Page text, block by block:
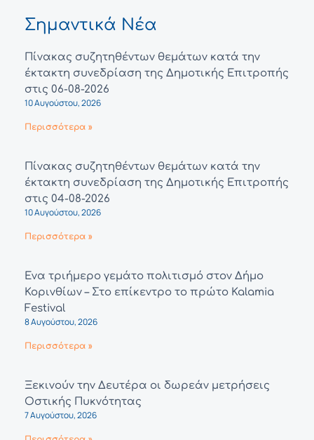
Σημαντικά Νέα
Πίνακας συζητηθέντων θεμάτων κατά την
έκτακτη συνεδρίαση της Δημοτικής Επιτροπής
στις 06-08-2026
10 Αυγούστου, 2026
Περισσότερα »
Πίνακας συζητηθέντων θεμάτων κατά την
έκτακτη συνεδρίαση της Δημοτικής Επιτροπής
στις 04-08-2026
10 Αυγούστου, 2026
Περισσότερα »
Ένα τριήμερο γεμάτο πολιτισμό στον Δήμο
Κορινθίων – Στο επίκεντρο το πρώτο Kalamia
Festival
8 Αυγούστου, 2026
Περισσότερα »
Ξεκινούν την Δευτέρα οι δωρεάν μετρήσεις
Οστικής Πυκνότητας
7 Αυγούστου, 2026